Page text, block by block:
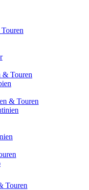
Touren
& Touren
Touren